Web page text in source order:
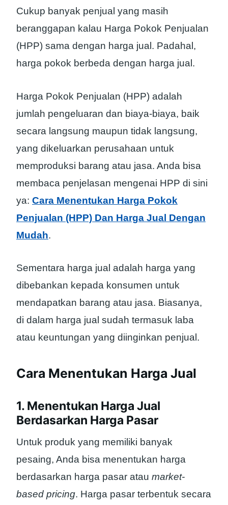
Cukup banyak penjual yang masih
beranggapan kalau Harga Pokok Penjualan
(HPP) sama dengan harga jual. Padahal,
harga pokok berbeda dengan harga jual.
Harga Pokok Penjualan (HPP) adalah
jumlah pengeluaran dan biaya-biaya, baik
secara langsung maupun tidak langsung,
yang dikeluarkan perusahaan untuk
memproduksi barang atau jasa. Anda bisa
membaca penjelasan mengenai HPP di sini
ya: Cara Menentukan Harga Pokok
Penjualan (HPP) Dan Harga Jual Dengan
Mudah.
Sementara harga jual adalah harga yang
dibebankan kepada konsumen untuk
mendapatkan barang atau jasa. Biasanya,
di dalam harga jual sudah termasuk laba
atau keuntungan yang diinginkan penjual.
Cara Menentukan Harga Jual
1. Menentukan Harga Jual
Berdasarkan Harga Pasar
Untuk produk yang memiliki banyak
pesaing, Anda bisa menentukan harga
berdasarkan harga pasar atau market-
based pricing. Harga pasar terbentuk secara